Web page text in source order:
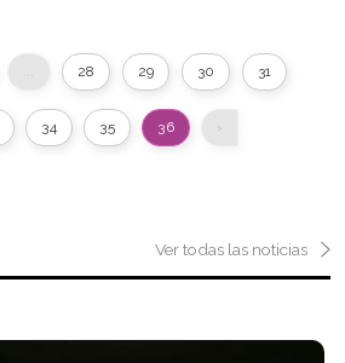
... 28 29 30 31
34 35 36 ›
Ver todas las noticias